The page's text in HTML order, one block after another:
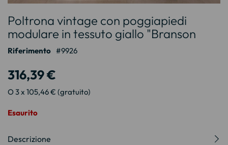
all'inizio
della
galleria
di
Poltrona vintage con poggiapiedi
modulare in tessuto giallo "Branson
Riferimento 9926
316,39 €
O 3 x 105,46 € (gratuito)
Esaurito
Descrizione